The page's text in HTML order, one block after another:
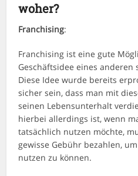
woher?
Franchising:
Franchising ist eine gute
Geschäftsidee eines
Diese Idee wurde bereits
sicher sein, dass man mit
seinen Lebensunterhalt
hierbei allerdings ist, wenn
tatsächlich nutzen möchte,
gewisse Gebühr bezahlen,
nutzen zu können.